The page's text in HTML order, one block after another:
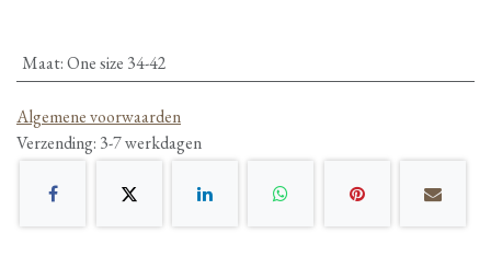
Maat:One size 34-42
Algemene voorwaarden
Verzending: 3-7 werkdagen